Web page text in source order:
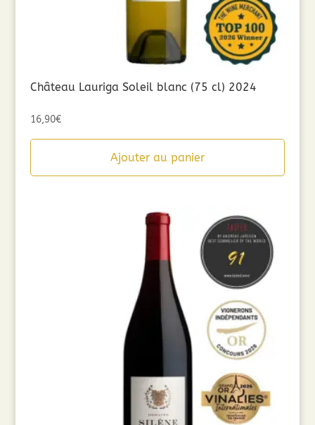
Château Lauriga Soleil blanc (75 cl) 2024
16,90€
Ajouter au panier